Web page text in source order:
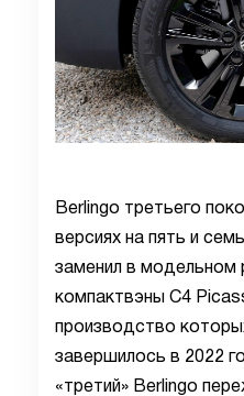
Berlingo третьего
версиях на пять и
заменил в модельном
компактвэны C4
производство
завершилось в 2022
«третий» Berlingo